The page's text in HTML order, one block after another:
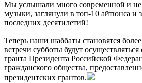
Мы услышали много современной и не
музыки, заглянули в топ-10 айтюнса и
последних десятилетий!
Теперь наши шаббаты становятся
встречи субботы будут
гранта Президента Российской
гражданского общества,
президентских грантов.